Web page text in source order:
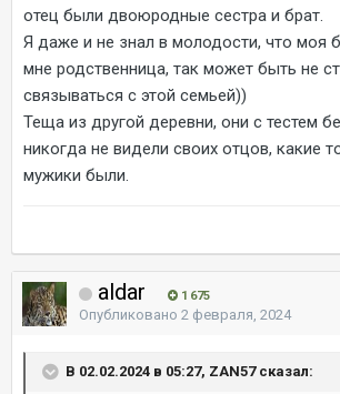
отец были двоюродные сестра и брат.
Я даже и не знал в молодости, что моя
мне родственница, так может быть не
связываться с этой семьей))
Теща из другой деревни, они с тестем
никогда не видели своих отцов, какие
мужики были.
aldar 1 675
Опубликовано 2 февраля, 2024
В 02.02.2024 в 05:27, ZAN57 сказал: